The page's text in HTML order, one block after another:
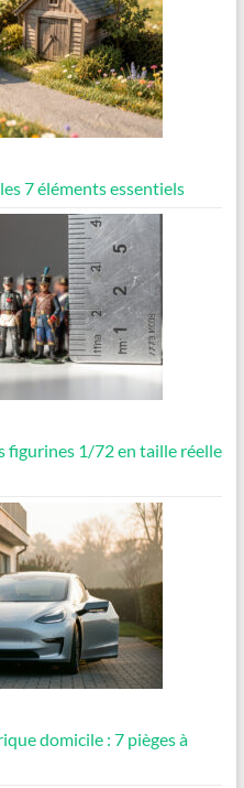
7 éléments essentiels
figurines 1/72 en taille réelle
domicile : 7 pièges à